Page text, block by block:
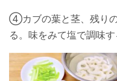
④カブの葉と茎、残り
る。味をみて塩で調味す